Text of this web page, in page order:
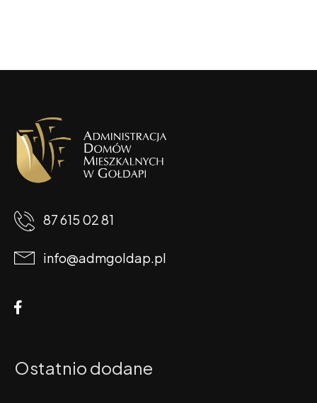
87 615 02 81
info@admgoldap.pl
Ostatnio dodane